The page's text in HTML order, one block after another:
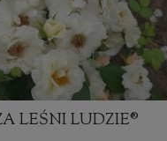
LEŚNI LUDZIE®